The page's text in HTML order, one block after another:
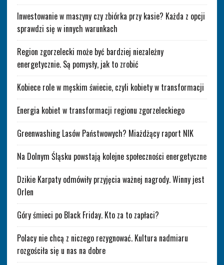
Inwestowanie w maszyny czy zbiórka przy kasie? Każda z opcji
sprawdzi się w innych warunkach
Region zgorzelecki może być bardziej niezależny
energetycznie. Są pomysły, jak to zrobić
Kobiece role w męskim świecie, czyli kobiety w transformacji
Energia kobiet w transformacji regionu zgorzeleckiego
Greenwashing Lasów Państwowych? Miażdżący raport NIK
Na Dolnym Śląsku powstają kolejne społeczności energetyczne
Dzikie Karpaty odmówiły przyjęcia ważnej nagrody. Winny jest
Orlen
Góry śmieci po Black Friday. Kto za to zapłaci?
Polacy nie chcą z niczego rezygnować. Kultura nadmiaru
rozgościła się u nas na dobre